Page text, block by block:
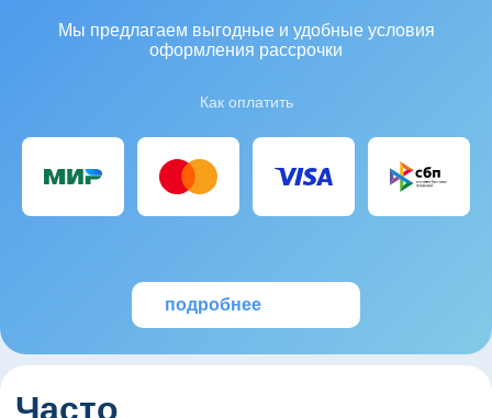
Мы предлагаем выгодные и удобные условия
оформления рассрочки
Как оплатить
подробнее
Часто